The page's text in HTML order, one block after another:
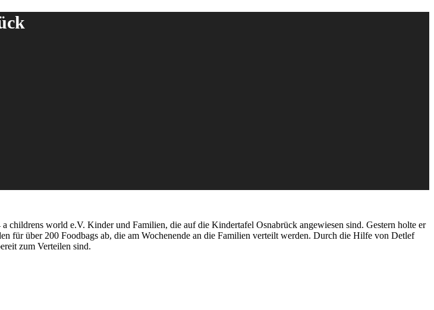
childrens world e.V. Kinder und Familien, die auf die Kindertafel Osnabrück angewiesen sind. Gestern holte er
für über 200 Foodbags ab, die am Wochenende an die Familien verteilt werden. Durch die Hilfe von Detlef
zum Verteilen sind.